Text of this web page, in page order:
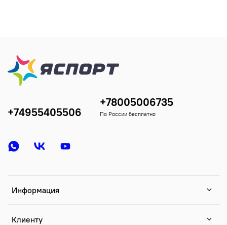
Информация
Клиенту
+74955405506
+78005006735
По России бесплатно